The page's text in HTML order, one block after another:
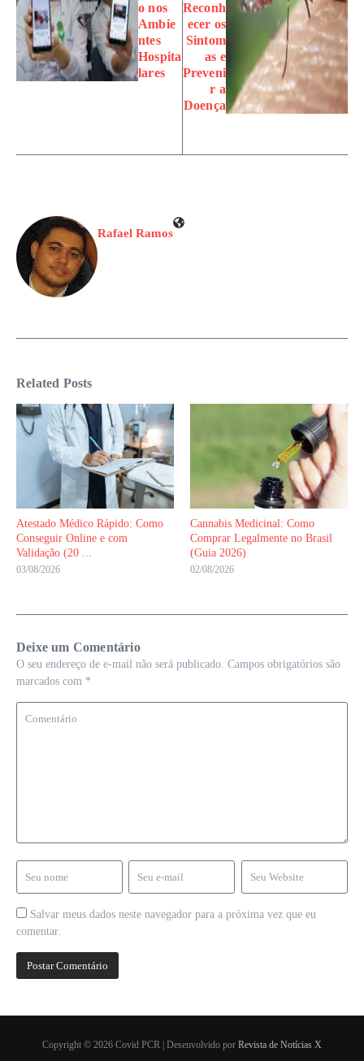
o nos
Ambie
ntes
Hospita
lares
Reconh
ecer os
Sintom
as e
Preveni
r a
Doença
Rafael Ramos
Related Posts
Atestado Médico Rápido: Como
Conseguir Online e com
Validação (20 ...
03/08/2026
Cannabis Medicinal: Como
Comprar Legalmente no Brasil
(Guia 2026)
02/08/2026
Deixe um Comentário
O seu endereço de e-mail não será publicado. Campos obrigatórios são
marcados com *
Salvar meus dados neste navegador para a próxima vez que eu
comentar.
Copyright © 2026 Covid PCR | Desenvolvido por Revista de Notícias X